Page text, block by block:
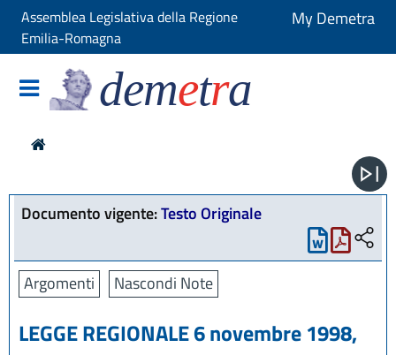
Assemblea Legislativa della Regione
Emilia-Romagna
My Demetra
demetra
Documento vigente:Testo Originale
Argomenti Nascondi Note
LEGGE REGIONALE 6 novembre 1998,